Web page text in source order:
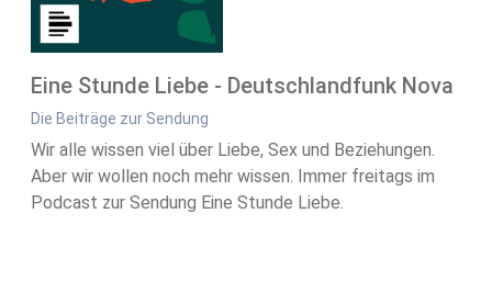
Eine Stunde Liebe - Deutschlandfunk Nova
Die Beiträge zur Sendung
Wir alle wissen viel über Liebe, Sex und Beziehungen.
Aber wir wollen noch mehr wissen. Immer freitags im
Podcast zur Sendung Eine Stunde Liebe.